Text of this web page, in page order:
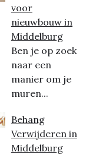
voor
nieuwbouw in
Middelburg
Ben je op zoek
naar een
manier om je
muren...
Behang
Verwijderen in
Middelburg